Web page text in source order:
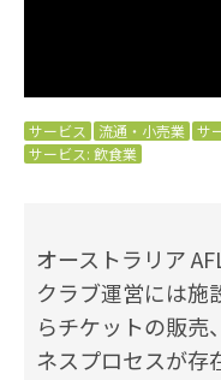
サービス 流通・小売業 サ
サービス: 飲食業
オーストラリア
クラブ運営には施
らチケットの販売
ネスプロセスが存